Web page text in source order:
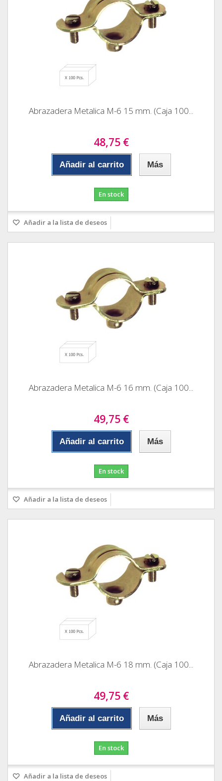
Abrazadera Metalica M-6 15 mm. (Caja 100...
48,75 €
Añadir al carrito Más
En stock
Añadir a la lista de deseos
Abrazadera Metalica M-6 16 mm. (Caja 100...
49,75 €
Añadir al carrito Más
En stock
Añadir a la lista de deseos
Abrazadera Metalica M-6 18 mm. (Caja 100...
49,75 €
Añadir al carrito Más
En stock
Añadir a la lista de deseos